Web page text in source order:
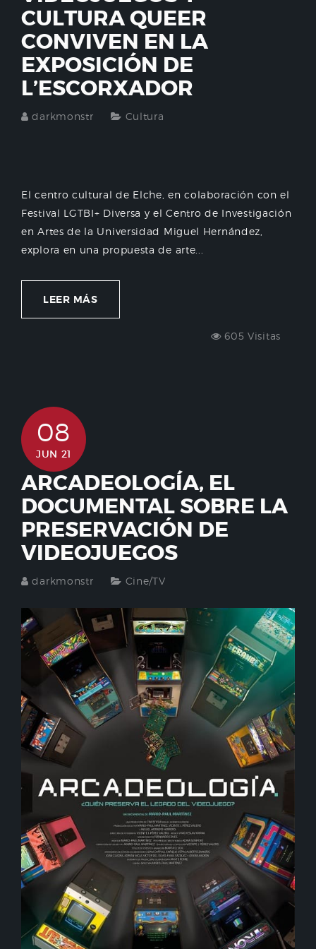
CULTURA QUEER
CONVIVEN EN LA
EXPOSICIÓN DE
L’ESCORXADOR
darkmonstr Cultura
El centro cultural de Elche, en colaboración con el
Festival LGTBI+ Diversa y el Centro de Investigación
en Artes de la Universidad Miguel Hernández,
explora en una propuesta de arte...
LEER MÁS
605 Visitas
08
JUN 21
ARCADEOLOGÍA, EL
DOCUMENTAL SOBRE LA
PRESERVACIÓN DE
VIDEOJUEGOS
darkmonstr Cine/TV